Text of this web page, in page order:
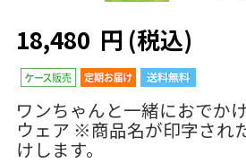
18,480 円 (税込)
ワンちゃんと一緒におでか
ウェア ※商品名が印字され
けします。